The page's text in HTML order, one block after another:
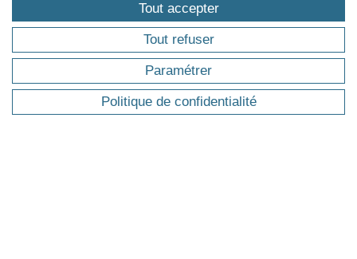
Tout accepter
Tout refuser
Paramétrer
Politique de confidentialité
INTRA-ENTREPRISE
SUR-MESURE
Co-construction de parcours de
formation sur-mesure (intra), sur la base
de nos champs d’expertise et